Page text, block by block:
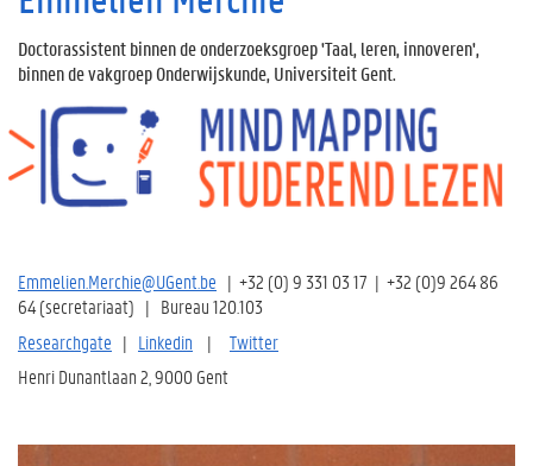
Doctorassistent binnende onderzoeksgroep 'Taal, leren, innoveren',
binnen de vakgroep Onderwijskunde, Universiteit Gent.
Emmelien.Merchie@UGent.be | +32 (0) 9 331 03 17 | +32 (0)9 264 86
64 (secretariaat) | Bureau 120.103
Researchgate | Linkedin | Twitter
Henri Dunantlaan 2, 9000 Gent